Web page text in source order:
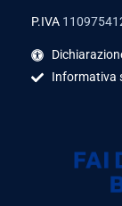
P.IVA
Informativa
FAI